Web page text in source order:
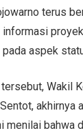
terus
aspek
Wakil
menilai bahwa